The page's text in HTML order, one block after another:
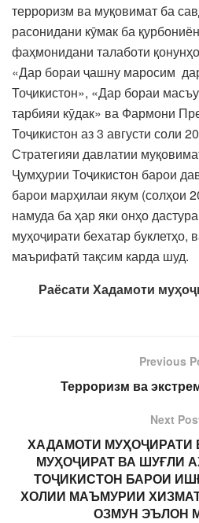
терроризм ва муқовимат ба
расонидани кӯмак ба
фаҳмонидани талаботи
«Дар бораи ҷашну маросим
Тоҷикистон», «Дар бораи
тарбияи кӯдак» ва Фармони
Тоҷикистон аз 3 августи соли
Стратегияи давлатии
Ҷумҳурии Тоҷикистон барои
барои марҳилаи якум (солҳои
намуда ба ҳар яки онҳо
муҳоҷирати бехатар буклетҳо,
маърифатӣ тақсим карда шуд.
Раёсати Хадамоти
Previous
Терроризм ва
Next
ХАДАМОТИ МУҲОҶИРАТИ
МУҲОҶИРАТ ВА ШУҒЛИ
ТОҶИКИСТОН БАРОИ
ХОЛИИ МАЪМУРИИ
ОЗМУН ЭЪЛОН